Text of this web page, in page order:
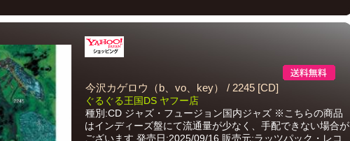
今沢カゲロウ（b、vo、key） / 2245 [CD]
ぐるぐる王国DS ヤフー店
種別:CD ジャズ・フュージョン国内ジャズ ※こちらの商品
はインディーズ盤にて流通量が少なく、手配できない場合が
ございます 発売日:2025/09/16 販売元:ラッツパック・レコ